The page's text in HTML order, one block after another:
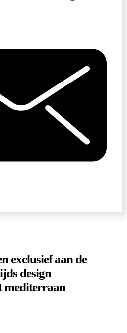
exclusief aan de
design
mediterraan